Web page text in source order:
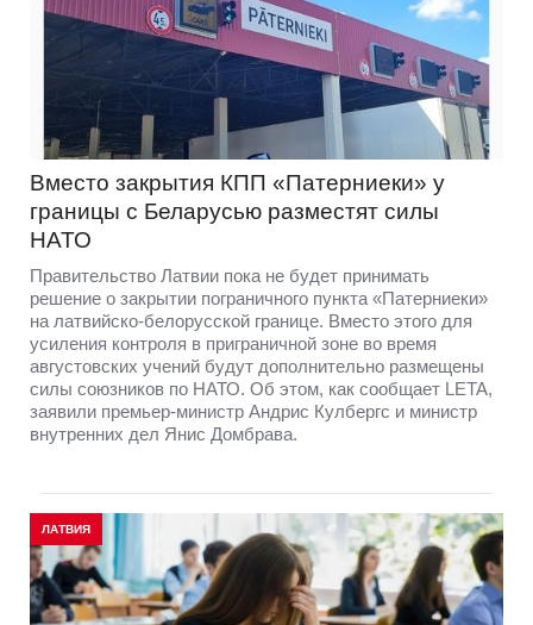
Вместо закрытия КПП «Патерниеки» у
границы с Беларусью разместят силы
НАТО
Правительство Латвии пока не будет принимать
решение о закрытии пограничного пункта «Патерниеки»
на латвийско-белорусской границе. Вместо этого для
усиления контроля в приграничной зоне во время
августовских учений будут дополнительно размещены
силы союзников по НАТО. Об этом, как сообщает LETA,
заявили премьер-министр Андрис Кулбергс и министр
внутренних дел Янис Домбрава.
ЛАТВИЯ